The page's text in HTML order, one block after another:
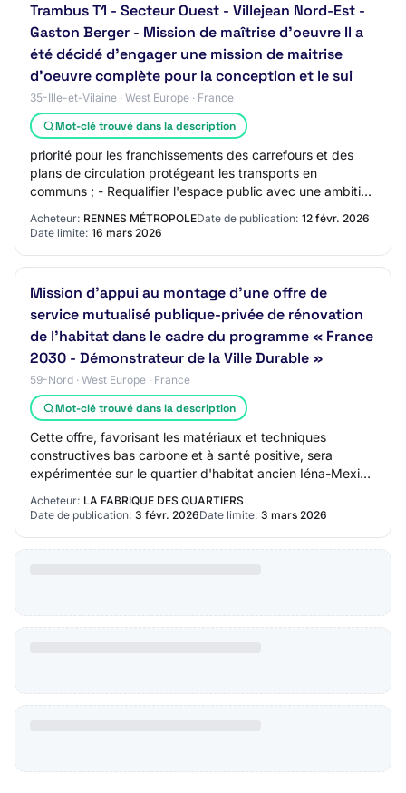
Trambus T1 - Secteur Ouest - Villejean Nord-Est -
Gaston Berger - Mission de maîtrise d'oeuvre Il a
été décidé d'engager une mission de maitrise
d'oeuvre complète pour la conception et le sui
35-Ille-et-Vilaine · West Europe · France
Mot-clé trouvé dans la description
priorité pour les franchissements des carrefours et des
plans de circulation protégeant les transports en
communs ; - Requalifier l'espace public avec une ambition
environnementale affirmée (végétali…
Acheteur: RENNES MÉTROPOLEDate de publication: 12 févr. 2026
Date limite: 16 mars 2026
Mission d'appui au montage d'une offre de
service mutualisé publique-privée de rénovation
de l'habitat dans le cadre du programme « France
2030 - Démonstrateur de la Ville Durable »
59-Nord · West Europe · France
Mot-clé trouvé dans la description
Cette offre, favorisant les matériaux et techniques
constructives bas carbone et à santé positive, sera
expérimentée sur le quartier d'habitat ancien Iéna-Mexico
Acheteur: LA FABRIQUE DES QUARTIERS
Date de publication: 3 févr. 2026Date limite: 3 mars 2026